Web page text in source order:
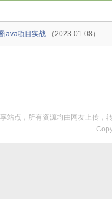
java项目实战 （2023-01-08）
站点，所有资源均由网友上传，